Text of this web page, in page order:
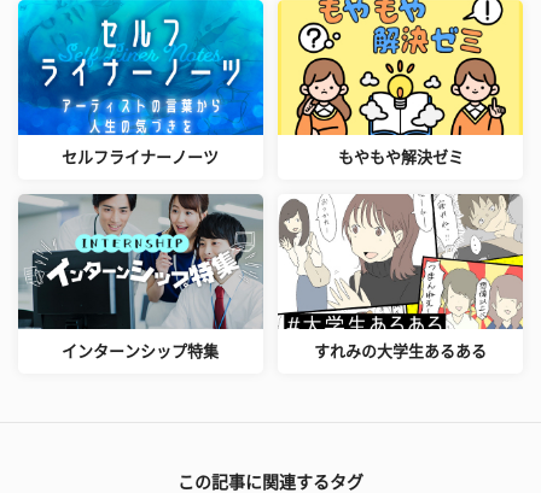
セルフライナーノーツ もやもや解決ゼミ
インターンシップ特集 すれみの大学生あるある
この記事に関連するタグ